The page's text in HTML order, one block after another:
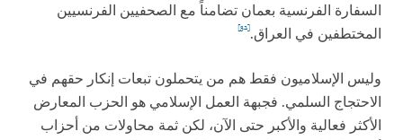
السفارة الفرنسية بعمان تضامناً مع الصحفيين الفرنسيين
المختطفين في العراق.[32]
وليس الإسلاميون فقط هم من يتحملون تبعات إنكار حقهم في
الاحتجاج السلمي. فجبهة العمل الإسلامي هو الحزب المعارض
الأكثر فعالية والأكبر حتى الآن، لكن ثمة محاولات من أحزاب